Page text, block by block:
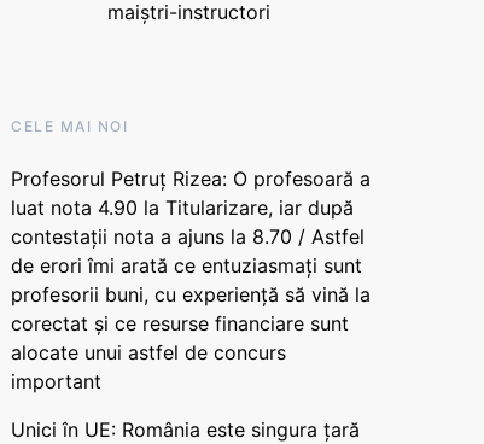
maiștri-instructori
CELE MAI NOI
Profesorul Petruț Rizea: O profesoară a
luat nota 4.90 la Titularizare, iar după
contestații nota a ajuns la 8.70 / Astfel
de erori îmi arată ce entuziasmați sunt
profesorii buni, cu experiență să vină la
corectat și ce resurse financiare sunt
alocate unui astfel de concurs
important
Unici în UE: România este singura țară